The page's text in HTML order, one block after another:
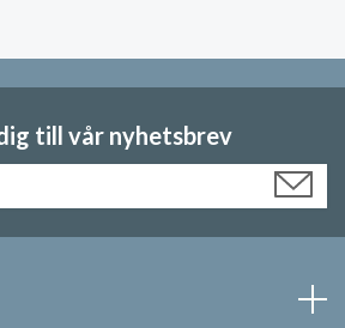
till vår nyhetsbrev